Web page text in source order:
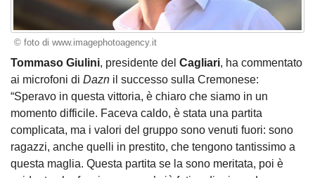
© foto di www.imagephotoagency.it
Tommaso Giulini, presidente del Cagliari, ha commentato
ai microfoni di Dazn il successo sulla Cremonese:
“Speravo in questa vittoria, è chiaro che siamo in un
momento difficile. Faceva caldo, è stata una partita
complicata, ma i valori del gruppo sono venuti fuori: sono
ragazzi, anche quelli in prestito, che tengono tantissimo a
questa maglia. Questa partita se la sono meritata, poi è